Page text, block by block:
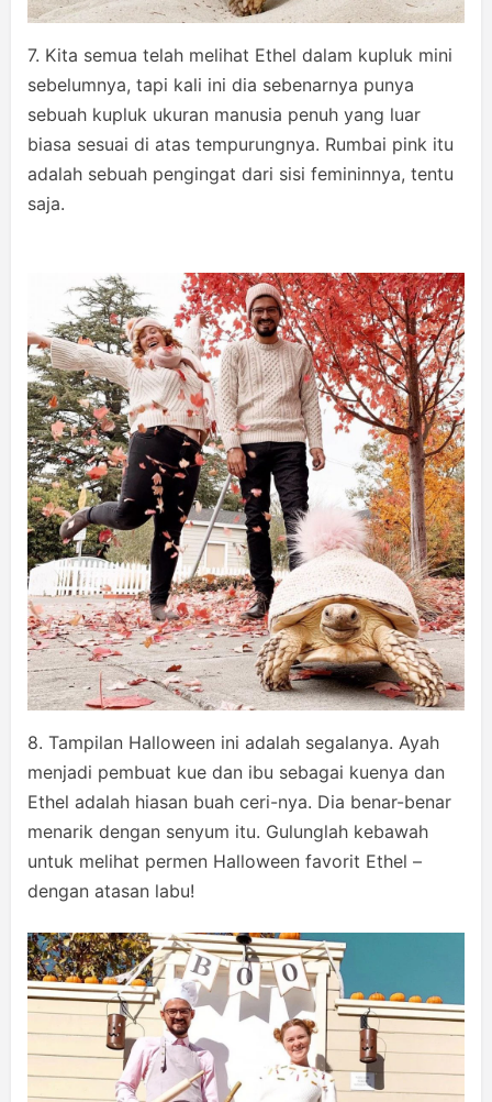
7. Kita semua telah melihat Ethel dalam kupluk mini
sebelumnya, tapi kali ini dia sebenarnya punya
sebuah kupluk ukuran manusia penuh yang luar
biasa sesuai di atas tempurungnya. Rumbai pink itu
adalah sebuah pengingat dari sisi femininnya, tentu
saja.
8. Tampilan Halloween ini adalah segalanya. Ayah
menjadi pembuat kue dan ibu sebagai kuenya dan
Ethel adalah hiasan buah ceri-nya. Dia benar-benar
menarik dengan senyum itu. Gulunglah kebawah
untuk melihat permen Halloween favorit Ethel –
dengan atasan labu!